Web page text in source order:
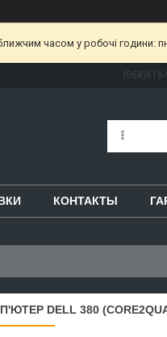
часом у робочі години:
КОНТАКТЫ
DELL 380